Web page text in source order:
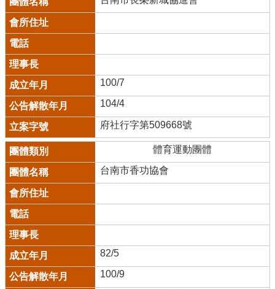
100/7
104/4
府社行字第509668號
體育運動團體
台南市香功協會
82/5
100/9